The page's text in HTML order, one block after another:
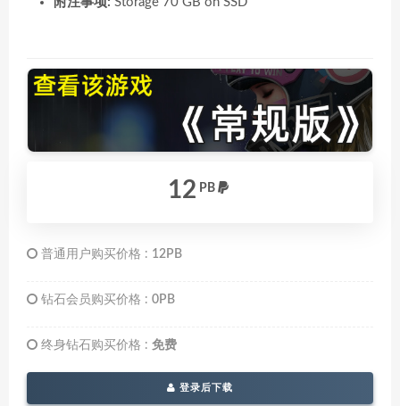
12 PB
普通用户购买价格 : 12PB
钻石会员购买价格 : 0PB
终身钻石购买价格 : 免费
登录后下载